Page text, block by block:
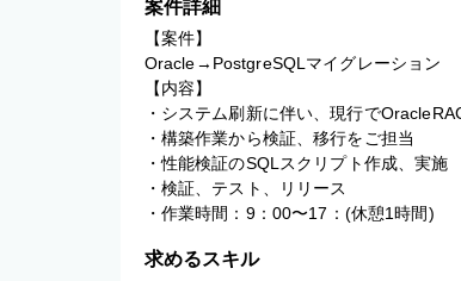
案件詳細
【案件】
Oracle→PostgreSQLマイグレーション
【内容】
・システム刷新に伴い、現行で
・構築作業から検証、移行をご担当
・性能検証のSQLスクリプト作成、実施
・検証、テスト、リリース
・作業時間：9：00〜17：(休憩1時間)
求めるスキル